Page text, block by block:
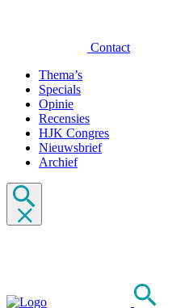
Contact
Thema’s
Specials
Opinie
Recensies
HJK Congres
Nieuwsbrief
Archief